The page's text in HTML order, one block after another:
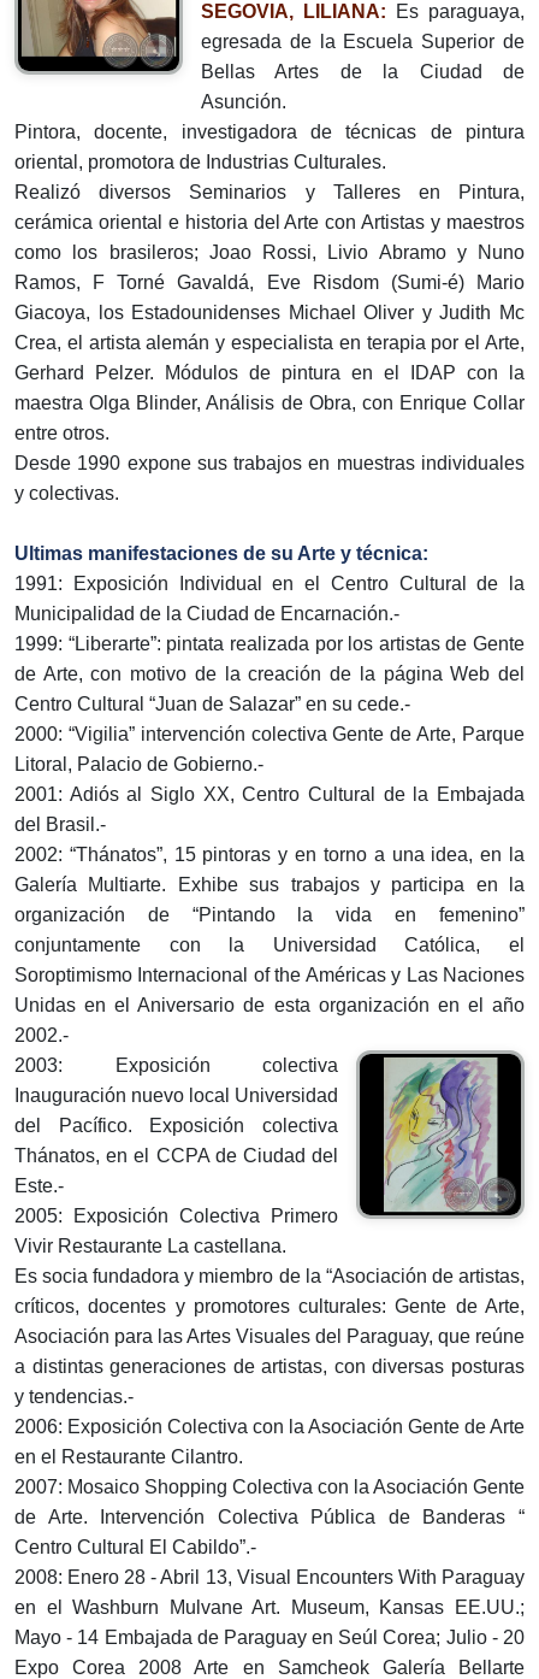
SEGOVIA, LILIANA:
Es paraguaya,
egresada de la Escuela Superior de
Bellas Artes de la Ciudad de
Asunción.
Pintora, docente, investigadora de técnicas de pintura
oriental, promotora de Industrias Culturales.
Realizó diversos Seminarios y Talleres en Pintura,
cerámica oriental e historia del Arte con Artistas y maestros
como los brasileros; Joao Rossi, Livio Abramo y Nuno
Ramos, F Torné Gavaldá, Eve Risdom (Sumi-é) Mario
Giacoya, los Estadounidenses Michael Oliver y Judith Mc
Crea, el artista alemán y especialista en terapia por el Arte,
Gerhard Pelzer. Módulos de pintura en el IDAP con la
maestra Olga Blinder, Análisis de Obra, con Enrique Collar
entre otros.
Desde 1990 expone sus trabajos en muestras individuales
y colectivas.
Ultimas manifestaciones de su Arte y técnica:
1991: Exposición Individual en el Centro Cultural de la
Municipalidad de la Ciudad de Encarnación.-
1999: “Liberarte”: pintata realizada por los artistas de Gente
de Arte, con motivo de la creación de la página Web del
Centro Cultural “Juan de Salazar” en su cede.-
2000: “Vigilia” intervención colectiva Gente de Arte, Parque
Litoral, Palacio de Gobierno.-
2001: Adiós al Siglo XX, Centro Cultural de la Embajada
del Brasil.-
2002: “Thánatos”, 15 pintoras y en torno a una idea, en la
Galería Multiarte. Exhibe sus trabajos y participa en la
organización de “Pintando la vida en femenino”
conjuntamente con la Universidad Católica, el
Soroptimismo Internacional of the Américas y Las Naciones
Unidas en el Aniversario de esta organización en el año
2002.-
2003: Exposición colectiva
Inauguración nuevo local Universidad
del Pacífico. Exposición colectiva
Thánatos, en el CCPA de Ciudad del
Este.-
2005: Exposición Colectiva Primero
Vivir Restaurante La castellana.
Es socia fundadora y miembro de la “Asociación de artistas,
críticos, docentes y promotores culturales: Gente de Arte,
Asociación para las Artes Visuales del Paraguay, que reúne
a distintas generaciones de artistas, con diversas posturas
y tendencias.-
2006: Exposición Colectiva con la Asociación Gente de Arte
en el Restaurante Cilantro.
2007: Mosaico Shopping Colectiva con la Asociación Gente
de Arte. Intervención Colectiva Pública de Banderas “
Centro Cultural El Cabildo”.-
2008: Enero 28 - Abril 13, Visual Encounters With Paraguay
en el Washburn Mulvane Art. Museum, Kansas EE.UU.;
Mayo - 14 Embajada de Paraguay en Seúl Corea; Julio - 20
Expo Corea 2008 Arte en Samcheok Galería Bellarte